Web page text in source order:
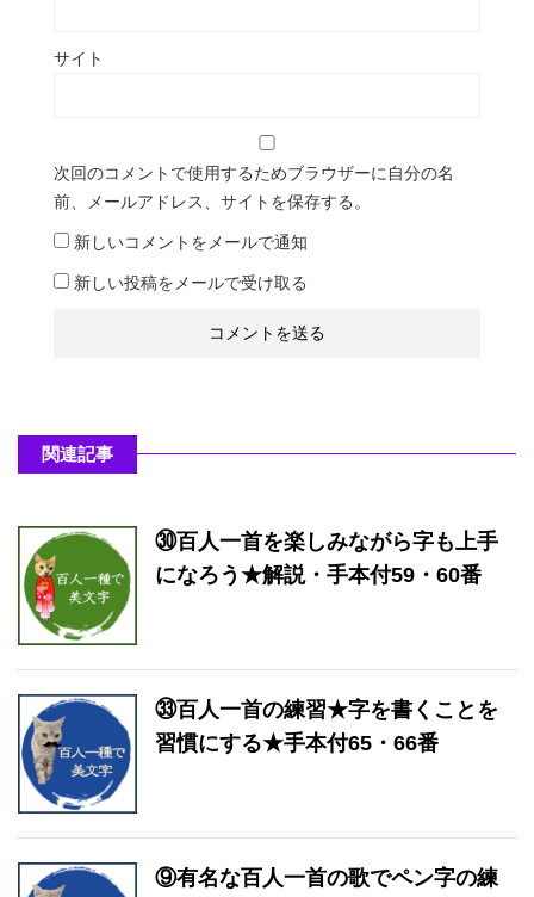
サイト
次回のコメントで使用するためブラウザーに自分の名
前、メールアドレス、サイトを保存する。
新しいコメントをメールで通知
新しい投稿をメールで受け取る
関連記事
㉚百人一首を楽しみながら字も上手
になろう★解説・手本付59・60番
㉝百人一首の練習★字を書くことを
習慣にする★手本付65・66番
⑨有名な百人一首の歌でペン字の練